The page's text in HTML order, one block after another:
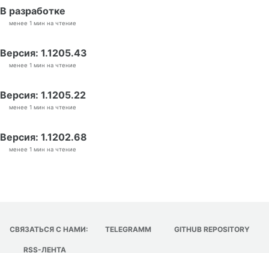
В разработке
менее 1 мин на чтение
Версия: 1.1205.43
менее 1 мин на чтение
Версия: 1.1205.22
менее 1 мин на чтение
Версия: 1.1202.68
менее 1 мин на чтение
СВЯЗАТЬСЯ С НАМИ: TELEGRAMM GITHUB REPOSITORY
RSS-ЛЕНТА